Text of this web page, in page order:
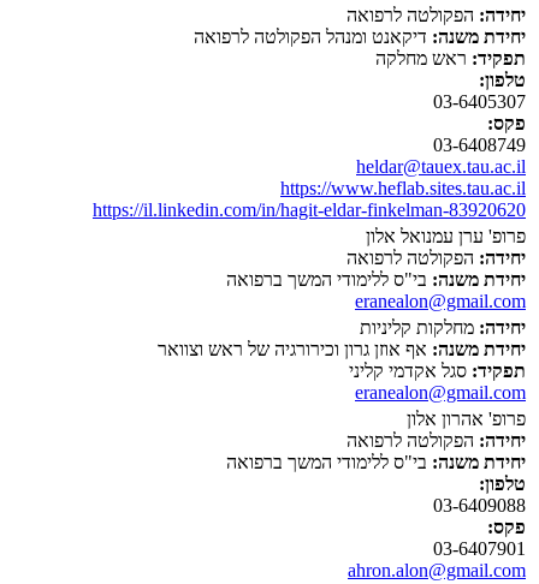
יחידה: הפקולטה לרפואה
יחידת משנה: דיקאנט ומנהל הפקולטה לרפואה
תפקיד: ראש מחלקה
טלפון:
03-6405307
פקס:
03-6408749
heldar@tauex.tau.ac.il
https://www.heflab.sites.tau.ac.il
https://il.linkedin.com/in/hagit-eldar-finkelman-83920620
פרופ' ערן עמנואל אלון
יחידה: הפקולטה לרפואה
יחידת משנה: בי"ס ללימודי המשך ברפואה
eranealon@gmail.com
יחידה: מחלקות קליניות
יחידת משנה: אף אוזן גרון וכירורגיה של ראש וצוואר
תפקיד: סגל אקדמי קליני
eranealon@gmail.com
פרופ' אהרון אלון
יחידה: הפקולטה לרפואה
יחידת משנה: בי"ס ללימודי המשך ברפואה
טלפון:
03-6409088
פקס:
03-6407901
ahron.alon@gmail.com